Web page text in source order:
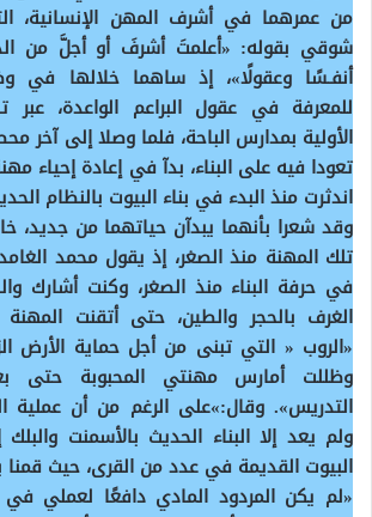
من عمرهما في أشرف المهن الإنسانية،
شوقي بقوله: «أعلمتَ أشرفَ أو أجلَّ من
أنفـسًا وعقولًا»، إذ ساهما خلالها في
للمعرفة في عقول البراعم الواعدة،
الأولية بمدارس الباحة، فلما وصلا إلى آخر
تعودا فيه على البناء، بدآ في إعادة إحياء
اندثرت منذ البدء في بناء البيوت بالنظام
وقد شعرا بأنهما يبدآن حياتهما من جديد،
في حرفة البناء منذ الصغر، وكنت أشارك
الغرف بالحجر والطين، حتى أتقنت
«الروب « التي تبنى من أجل حماية الأرض
وظللت أمارس مهنتي المحبوبة حتى
التدريس». وقال:»على الرغم من أن عملية
ولم يعد إلا البناء الحديث بالأسمنت
البيوت القديمة في عدد من القرى، حيث
«لم يكن المردود المادي دافعًا لعملي